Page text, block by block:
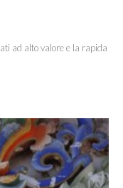
ad alto valore e la rapida